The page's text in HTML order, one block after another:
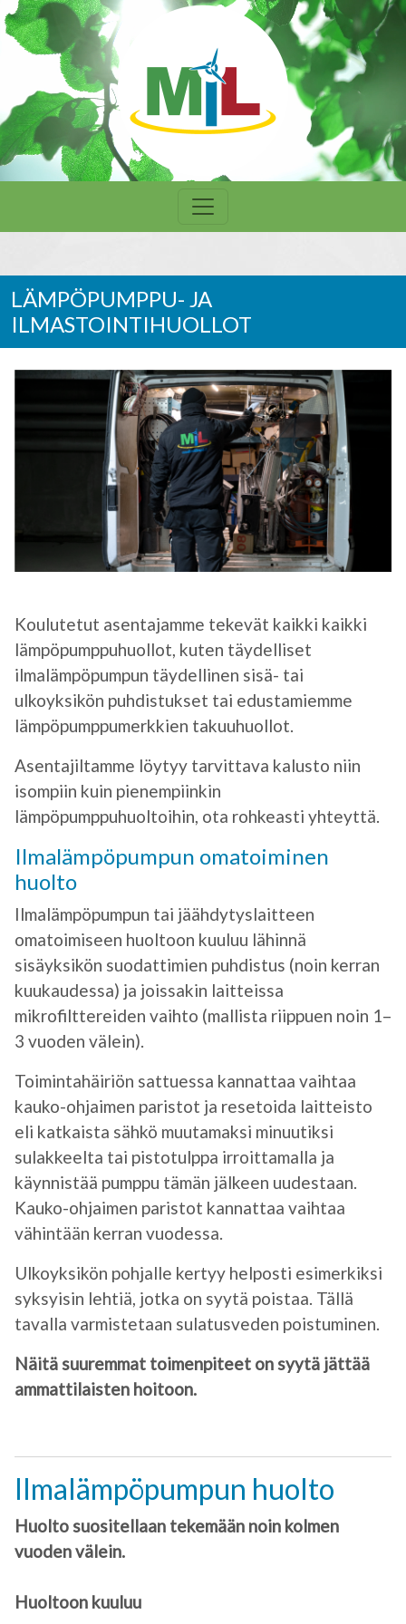
Hyppää pääsisältöön
Päävalikko
LÄMPÖPUMPPU- JA
ILMASTOINTIHUOLLOT
Koulutetut asentajamme tekevät kaikki kaikki
lämpöpumppuhuollot, kuten täydelliset
ilmalämpöpumpun täydellinen sisä- tai
ulkoyksikön puhdistukset tai edustamiemme
lämpöpumppumerkkien takuuhuollot.
Asentajiltamme löytyy tarvittava kalusto niin
isompiin kuin pienempiinkin
lämpöpumppuhuoltoihin, ota rohkeasti yhteyttä.
Ilmalämpöpumpun omatoiminen
huolto
Ilmalämpöpumpun tai jäähdytyslaitteen
omatoimiseen huoltoon kuuluu lähinnä
sisäyksikön suodattimien puhdistus (noin kerran
kuukaudessa) ja joissakin laitteissa
mikrofilttereiden vaihto (mallista riippuen noin 1–
3 vuoden välein).
Toimintahäiriön sattuessa kannattaa vaihtaa
kauko-ohjaimen paristot ja resetoida laitteisto
eli katkaista sähkö muutamaksi minuutiksi
sulakkeelta tai pistotulppa irroittamalla ja
käynnistää pumppu tämän jälkeen uudestaan.
Kauko-ohjaimen paristot kannattaa vaihtaa
vähintään kerran vuodessa.
Ulkoyksikön pohjalle kertyy helposti esimerkiksi
syksyisin lehtiä, jotka on syytä poistaa. Tällä
tavalla varmistetaan sulatusveden poistuminen.
Näitä suuremmat toimenpiteet on syytä jättää
ammattilaisten hoitoon.
Ilmalämpöpumpun huolto
Huolto suositellaan tekemään noin kolmen
vuoden välein.
Huoltoon kuuluu